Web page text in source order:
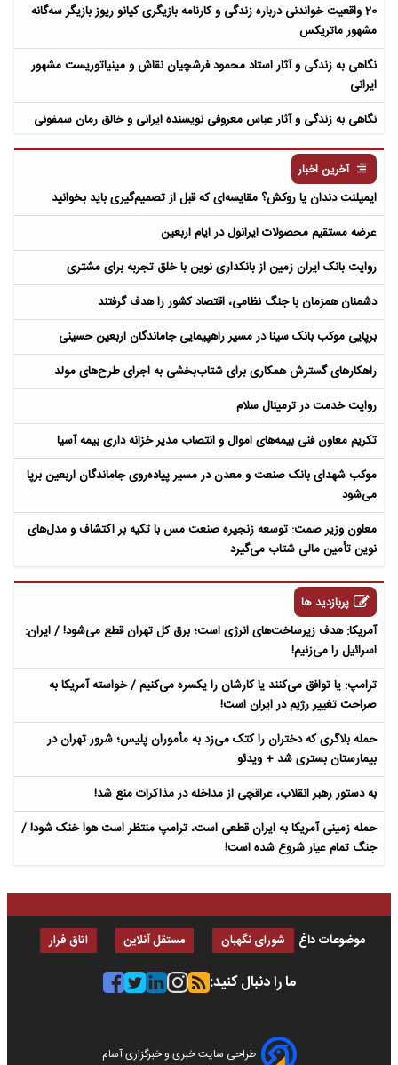
20 واقعیت خواندنی درباره زندگی و کارنامه بازیگری کیانو ریوز بازیگر سه‌گانه
مشهور ماتریکس
نگاهی به زندگی و آثار استاد محمود فرشچیان نقاش و مینیاتوریست مشهور
ایرانی
نگاهی به زندگی و آثار عباس معروفی نویسنده ایرانی و خالق رمان سمفونی
آخرین اخبار
ایمپلنت دندان یا روکش؟ مقایسه‌ای که قبل از تصمیم‌گیری باید بخوانید
عرضه مستقیم محصولات ایرانول در ایام اربعین
روایت بانک ایران زمین از بانکداری نوین با خلق تجربه برای مشتری
دشمنان همزمان با جنگ نظامی، اقتصاد کشور را هدف گرفتند
برپایی موکب بانک سینا در مسیر راهپیمایی جاماندگان اربعین حسینی
راهکارهای گسترش همکاری برای شتاب‌بخشی به اجرای طرح‌های مولد​
روایت خدمت در ترمینال سلام
تکریم معاون فنی بیمه‌های اموال و انتصاب مدیر خزانه داری بیمه آسیا
موکب شهدای بانک صنعت و معدن در مسیر پیاده‌روی جاماندگان اربعین برپا
می‌شود
معاون وزیر صمت: توسعه زنجیره صنعت مس با تکیه بر اکتشاف و مدل‌های
نوین تأمین مالی شتاب می‌گیرد
پربازدید ها
آمریکا: هدف زیرساخت‌های انرژی است؛ برق کل تهران قطع می‌شود! / ایران:
اسرائیل را می‌زنیم!
ترامپ: یا توافق می‌کنند یا کارشان را یکسره می‌کنیم / خواسته آمریکا به
صراحت تغییر رژیم در ایران است!
حمله بلاگری که دختران را کتک می‌زد به مأموران پلیس؛ شرور تهران در
بیمارستان بستری شد + ویدئو
به دستور رهبر انقلاب، عراقچی از مداخله در مذاکرات منع شد!
حمله زمینی آمریکا به ایران قطعی است، ترامپ منتظر است هوا خنک شود! /
جنگ تمام عیار شروع شده است!
موضوعات داغ شورای نگهبان مستقل آنلاین اتاق فرار
ما را دنبال کنید:
طراحی سایت خبری و خبرگزاری آسام